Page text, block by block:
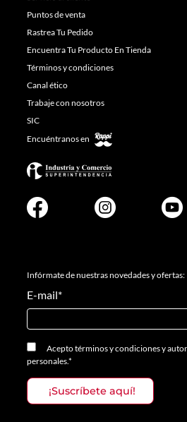
Puntos de venta
Rastrea Tu Pedido
Encuentra Tu Producto En Tienda
Términos y condiciones
Canal ético
Trabaje con nosotros
SIC
Encuéntranos en
Infórmate de nuestras novedades y ofertas:
E-mail*
Aceptotérminos y condicionesy
personales.*